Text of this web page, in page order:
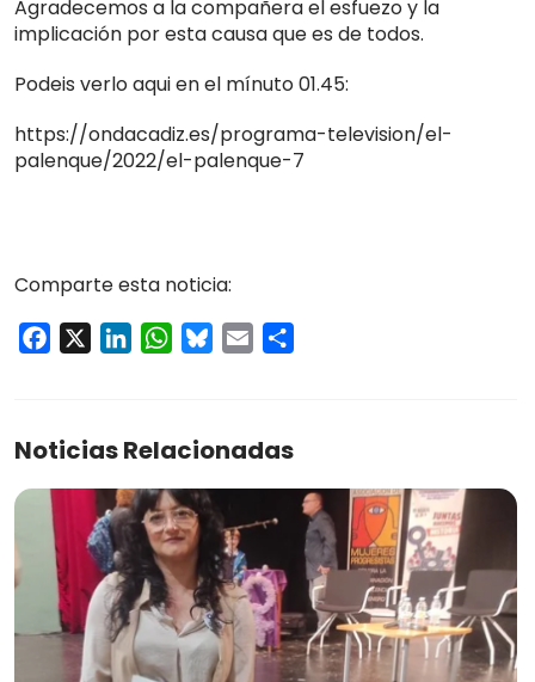
Agradecemos a la compañera el esfuezo y la
implicación por esta causa que es de todos.
Podeis verlo aqui en el mínuto 01.45:
https://ondacadiz.es/programa-television/el-
palenque/2022/el-palenque-7
Comparte esta noticia:
Facebook LinkedInWhatsApp
Bluesky
Email
Noticias Relacionadas